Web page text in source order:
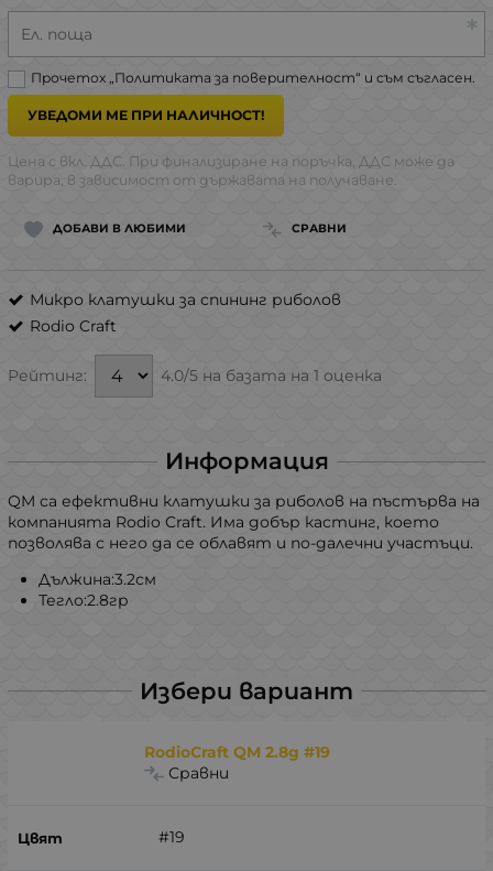
Ел. поща
Прочетох „ Политиката за поверителност“ и съм съгласен.
УВЕДОМИ МЕ ПРИ НАЛИЧНОСТ!
Цена с вкл. ДДС. При финализиране на поръчка, ДДС може да
варира, в зависимост от държавата на получаване.
ДОБАВИ В ЛЮБИМИ СРАВНИ
Микро клатушки за спининг риболов
Rodio Craft
Рейтинг: 4.0/5 на базата на 1 оценка
Информация
QM са ефективни клатушки за риболов на пъстърва на
компанията Rodio Craft. Има добър кастинг, което
позволява с него да се облавят и по-далечни участъци.
Дължина:3.2см
Тегло:2.8гр
Избери вариант
RodioCraft QM 2.8g #19
Сравни
#19